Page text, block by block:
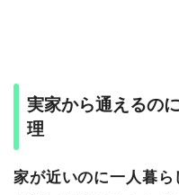
実家から通えるの
理
家が近いのに一人暮